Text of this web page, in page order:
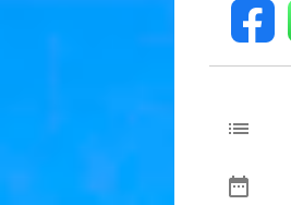
fb
list
date_range